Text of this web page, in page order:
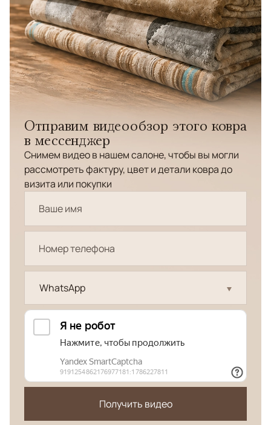
Отправим видеообзор этого ковра
в мессенджер
Снимем видео в нашем салоне, чтобы вы могли
рассмотреть фактуру, цвет и детали ковра до
визита или покупки
WhatsApp
Получить видео